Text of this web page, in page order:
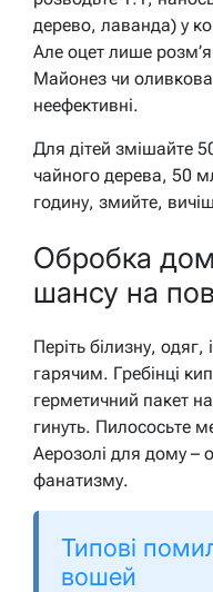
дерево, лаванда) у
Але оцет лише
Майонез чи
неефективні.
Для дітей змішайте
чайного дерева, 50
годину, змийте,
Обробка
шансу на
Періть білизну,
гарячим. Гребінці
герметичний пакет
гинуть. Пилососьте
Аерозолі для дому –
фанатизму.
Типові
вошей